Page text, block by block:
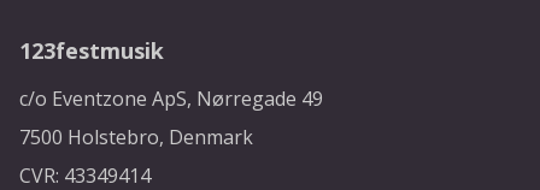
123festmusik
c/o Eventzone ApS, Nørregade 49
7500 Holstebro, Denmark
CVR: 43349414